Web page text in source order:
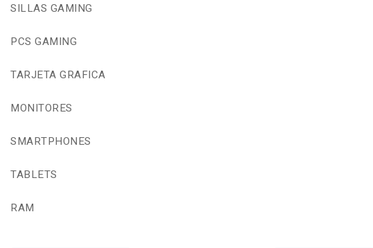
SILLAS GAMING
PCS GAMING
TARJETA GRAFICA
MONITORES
SMARTPHONES
TABLETS
RAM